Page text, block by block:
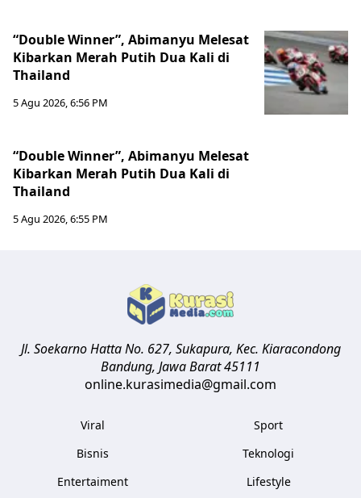
“Double Winner”, Abimanyu Melesat
Kibarkan Merah Putih Dua Kali di
Thailand
5 Agu 2026, 6:56 PM
“Double Winner”, Abimanyu Melesat
Kibarkan Merah Putih Dua Kali di
Thailand
5 Agu 2026, 6:55 PM
Jl. Soekarno Hatta No. 627, Sukapura, Kec. Kiaracondong
Bandung, Jawa Barat45111
online.kurasimedia@gmail.com
Viral
Bisnis
Entertaiment
Sport
Teknologi
Lifestyle